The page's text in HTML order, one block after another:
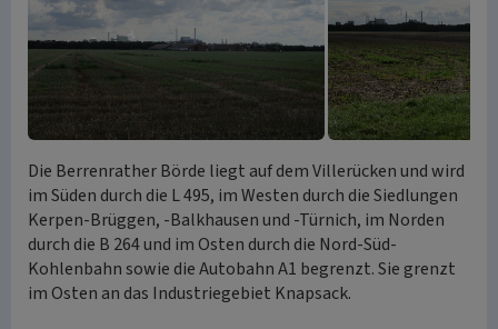
Die Berrenrather Börde liegt auf dem Villerücken und wird
im Süden durch die L 495, im Westen durch die Siedlungen
Kerpen-Brüggen, -Balkhausen und -Türnich, im Norden
durch die B 264 und im Osten durch die Nord-Süd-
Kohlenbahn sowie die Autobahn A1 begrenzt. Sie grenzt
im Osten an das Industriegebiet Knapsack.